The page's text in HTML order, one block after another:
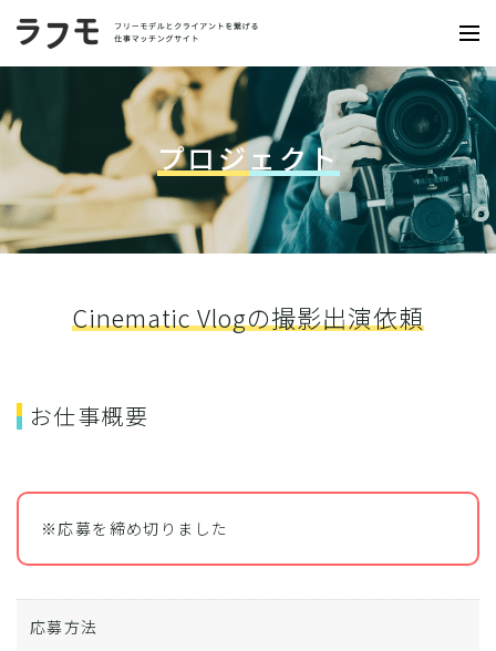
プロジェクト
Cinematic Vlogの撮影出演依頼
お仕事概要
※応募を締め切りました
応募方法